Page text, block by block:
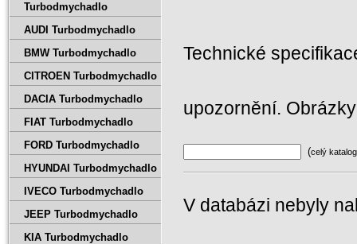
Technické
upozornění.
(celý katalog
V databázi nebyly
Turbodmychadlo
AUDI Turbodmychadlo
BMW Turbodmychadlo
CITROEN Turbodmychadlo
DACIA Turbodmychadlo
FIAT Turbodmychadlo
FORD Turbodmychadlo
HYUNDAI Turbodmychadlo
IVECO Turbodmychadlo
JEEP Turbodmychadlo
KIA Turbodmychadlo